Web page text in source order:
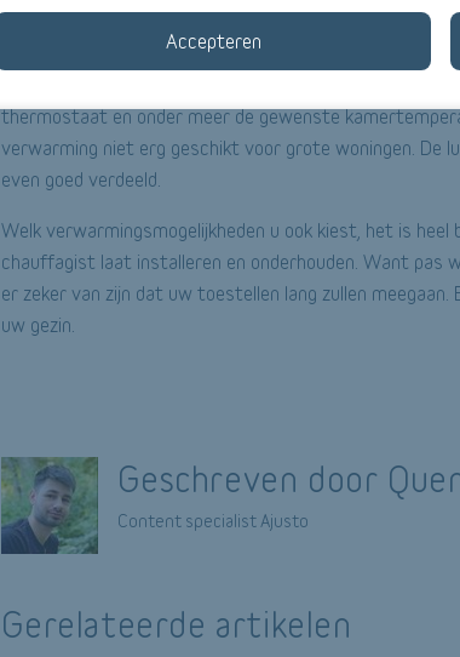
Accepteren
elektriciteitsnet aan te sluiten. Deze vorm van
hoeft uw systeem nauwelijks te onderhouden en er is
thermostaat en onder meer de gewenste
verwarming niet erg geschikt voor grote woningen.
even goed verdeeld.
Welk verwarmingsmogelijkheden u ook kiest, het is
chauffagist laat installeren en onderhouden. Want pas
er zeker van zijn dat uw toestellen lang zullen
uw gezin.
Geschreven door
Content specialist Ajusto
Gerelateerde artikelen